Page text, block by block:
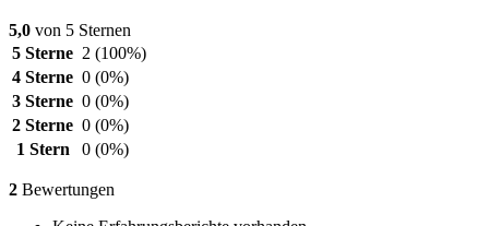
5,0 von 5 Sternen
5 Sterne 2 (100%)
4 Sterne 0 (0%)
3 Sterne 0 (0%)
2 Sterne 0 (0%)
1 Stern
0 (0%)
2 Bewertungen